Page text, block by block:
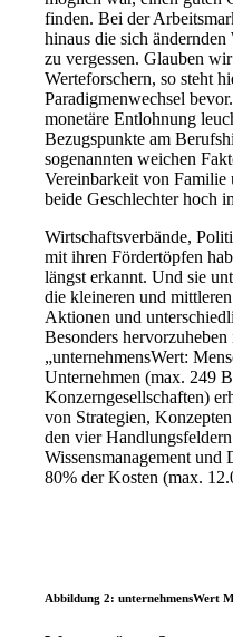
finden. Bei der
hinaus die sich
zu vergessen. Glauben
Werteforschern, so steht
Paradigmenwechsel
monetäre Entlohnung
Bezugspunkte am
sogenannten weichen
Vereinbarkeit von
beide Geschlechter hoch
Wirtschaftsverbände,
mit ihren Fördertöpfen
längst erkannt. Und sie
die kleineren und
Aktionen und
Besonders
„unternehmensWert:
Unternehmen (max. 249
Konzerngesellschaften)
von Strategien,
den vier
Wissensmanagement
80% der Kosten (max.
Abbildung 2: unternehmensWert